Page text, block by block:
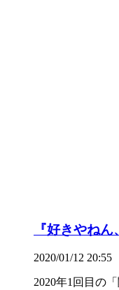
『好きやね
2020/01/12 20:55
2020年1回目の